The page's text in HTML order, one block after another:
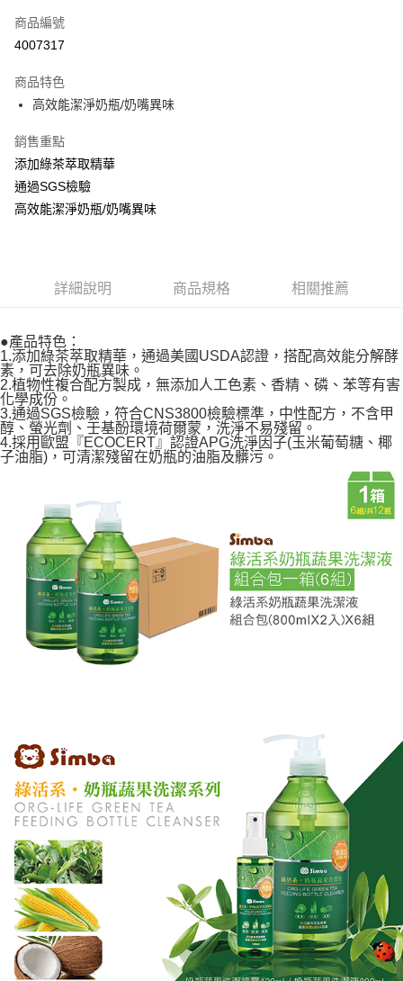
2.付款方式選擇「大哥付你分期」，訂單成立後會自動跳轉到大哥付的交易
流程，驗證手機門號後，選擇欲分期的期數、繳款截止日，確認付款後即完
3.實際核准額度、可分期數及費用金額請依後續交易確認頁面所載為準。
4.訂單成立30分鐘內，如未前往確認交易或遇審核未通過，訂單將自動取
消。如遇「轉專審核」未通過狀況，表示未達大哥付你分期系統評分，恕無
【繳款方式說明】
1.分期款項不併入電信帳單，「大哥付你分期」於每月結算日後寄送繳費提
醒簡訊。
2.透過簡訊連結打開帳單後，可選擇「超商條碼／台灣大直營門市／銀行轉
帳／街口支付／iPASS MONEY」等通路繳費。
買賣價金債權讓與本公司後，依約使用本公司帳單繳交帳款。
由本公司與您本人進行分期帳單所需資料之確認、核對及更正。
3.完整用戶服務條款，請詳閱以下連結：https://oppay.tw/userRule
相關說明
【關於「AFTEE先享後付」】
便利好安心！
１．簡單：不需註冊會員、不需綁卡、不需儲值。
２．便利：只要手機號碼，簡訊認證，即可結帳。
【「AFTEE先享後付」結帳流程】
１．於結帳方式選擇「AFTEE先享後付」後，將跳轉至「AFTEE先享後付」
結帳頁面，進行簡訊認證並確認金額後，即可完成結帳。
２．訂單成立數日內，您將收到繳費通知簡訊。
後付繳納相關費用。
客戶支援中心」
【注意事項】
１．透過由恩沛科技股份有限公司提供之「AFTEE先享後付」服務完成之交
易，需依本服務之必要範圍內提供個人資料，並將交易相關給付款項請求債
權轉讓予恩沛科技股份有限公司。
２．關於個人資料處理事宜，請瀏覽以下網址：
https://aftee.tw/terms/#terms3
「AFTEE先享後付」，若未經同意申辦者引起之損失，本公司不負相關責
４．使用「AFTEE先享後付」時，將依據個別帳號之用戶狀況，依本公司即
時審查核予不同之上限額度；若仍有額度不足之情形，本公司將視審查結果
請求用戶進行身份認證。
５．嚴禁一人註冊多個帳號或使用他人資訊註冊。若發現惡意使用之情形，
恩沛科技股份有限公司將有權停止該用戶之使用額度並採取法律行動。
相關說明
「Hami Point」為中華電信所提供之點數服務，可於會員專區綁定中華電信
運送方式
宅配
每筆NT$100，滿NT$1,000(含以上)免運費
商品編號
4007317
商品特色
高效能潔淨奶瓶/奶嘴異味
銷售重點
添加綠茶萃取精華
通過SGS檢驗
高效能潔淨奶瓶/奶嘴異味
詳細說明 商品規格 相關推薦
●產品特色：
1.添加綠茶萃取精華，通過美國USDA認證，搭配高效能分解酵
素，可去除奶瓶異味。
2.植物性複合配方製成，無添加人工色素、香精、磷、苯等有害
化學成份。
3.通過SGS檢驗，符合CNS3800檢驗標準，中性配方，不含甲
醇、螢光劑、壬基酚環境荷爾蒙，洗淨不易殘留。
4.採用歐盟『ECOCERT』認證APG洗淨因子(玉米葡萄糖、椰
子油脂)，可清潔殘留在奶瓶的油脂及髒污。